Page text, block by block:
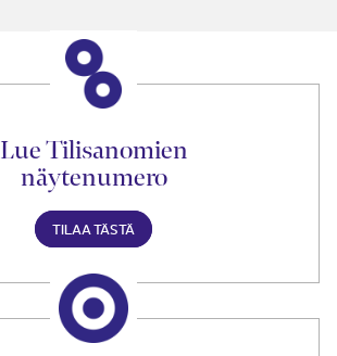
Lue Tilisanomien
näytenumero
TILAA TÄSTÄ